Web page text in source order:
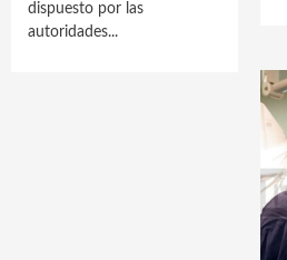
dispuesto por las
autoridades...